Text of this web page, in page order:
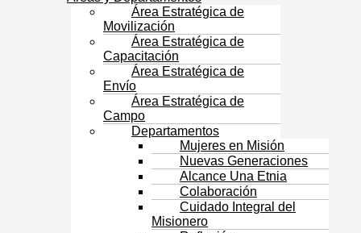
Área Estratégica de
Movilización
Área Estratégica de
Capacitación
Área Estratégica de
Envío
Área Estratégica de
Campo
Departamentos
Mujeres en Misión
Nuevas Generaciones
Alcance Una Etnia
Colaboración
Cuidado Integral del
Misionero